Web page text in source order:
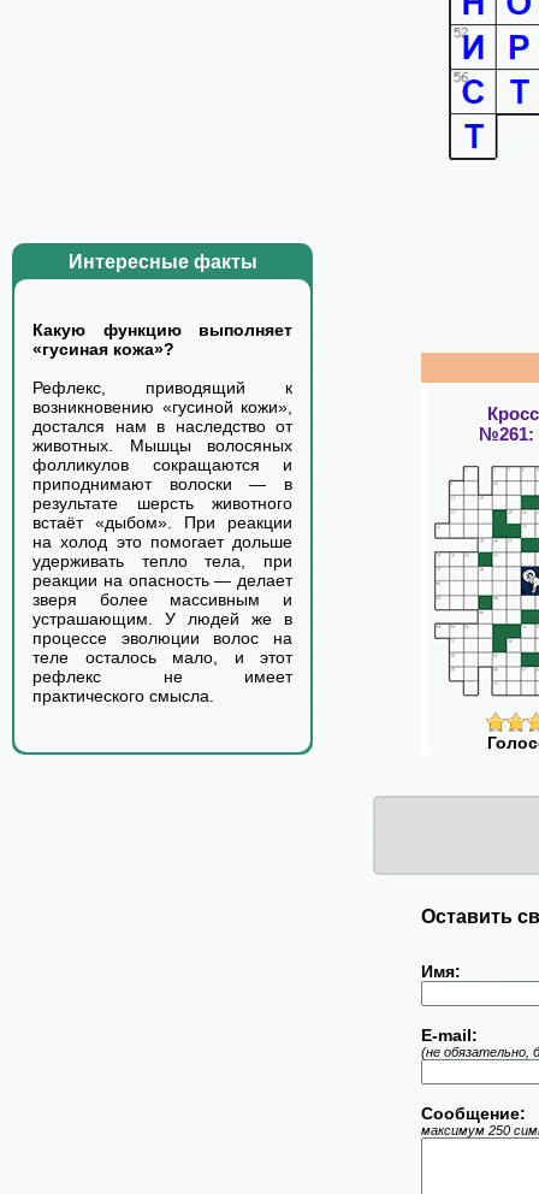
Интересные факты
Какую функцию выполняет
«гусиная кожа»?
Рефлекс, приводящий к
возникновению «гусиной кожи»,
достался нам в наследство от
животных. Мышцы волосяных
фолликулов сокращаются и
приподнимают волоски — в
результате шерсть животного
встаёт «дыбом». При реакции
на холод это помогает дольше
удерживать тепло тела, при
реакции на опасность — делает
зверя более массивным и
устрашающим. У людей же в
процессе эволюции волос на
теле осталось мало, и этот
рефлекс не имеет
практического смысла.
Оставить
Имя:
E-mail:
(не обязательно,
Сообщение:
максимум 250